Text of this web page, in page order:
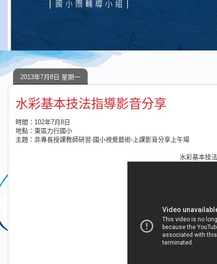
2013年7月8日 星期一
水彩基本技法指導影音分享
時間：102年7月8日
地點：東區力行國小
主題：非專長授課教師研習-國小視覺藝術-上課影音分享上午場
水彩基本技